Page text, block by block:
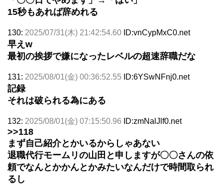
15秒もあれば辞めれる
130: 2025/07/31(木) 21:42:54.60 ID:vnCypMxC0.net
早えw
最初の挨拶で嫌になったレベルの超速辞職だな
131: 2025/08/01(金) 00:36:52.55 ID:6YSwNFnj0.net
記録
それは破られる為にある
132: 2025/08/01(金) 07:15:50.96 ID:zmNalJlf0.net
>>118
まず自己紹介とかいるからしゃあない
退職代行モームリの山田と申しますが〇〇さんの依
頼でなんとかかんとかみたいなんだけで時間取られ
るし